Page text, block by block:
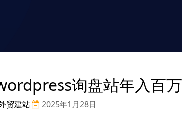
询盘站年入百万
贸建站 2025年1月28日